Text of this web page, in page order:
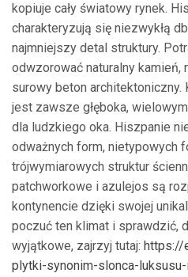
kopiuje cały światowy rynek.
charakteryzują się niezwykłą
najmniejszy detal struktury.
odwzorować naturalny kamień,
surowy beton
jest zawsze głęboka,
dla ludzkiego oka. Hiszpanie
odważnych form, nietypowych
trójwymiarowych struktur
patchworkowe i azulejos są
kontynencie dzięki swojej
poczuć ten klimat i sprawdzić,
wyjątkowe, zajrzyj tutaj: https://
plytki-synonim-slonca-